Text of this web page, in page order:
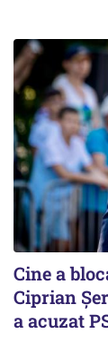
Cine a
Ciprian
a acuzat